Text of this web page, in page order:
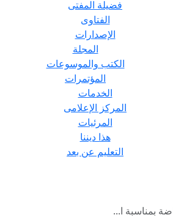
فضيلة المفتى
الفتاوى
الإصدارات
المجلة
الكتب والموسوعات
المؤتمرات
الخدمات
المركز الإعلامى
المرئيات
هذا ديننا
التعليم عن بعد
بمناسبة ا...